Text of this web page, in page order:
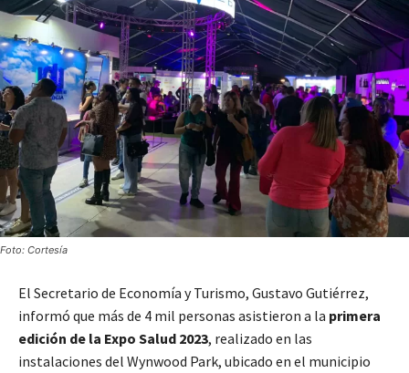
Foto: Cortesía
El Secretario de Economía y Turismo, Gustavo Gutiérrez,
informó que más de 4 mil personas asistieron a la primera
edición de la Expo Salud 2023, realizado en las
instalaciones del Wynwood Park, ubicado en el municipio